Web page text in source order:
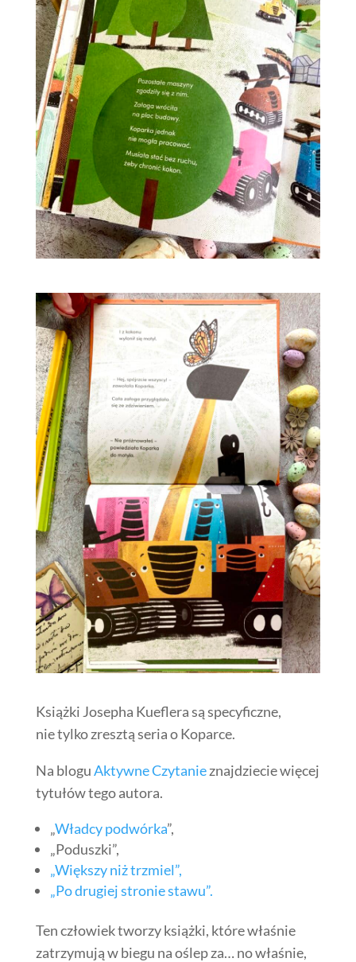
Książki Josepha Kueflera są specyficzne,
nie tylko zresztą seria o Koparce.
Na bloguAktywne Czytanieznajdziecie więcej
tytułów tego autora.
„Władcy podwórka”,
„Poduszki”,
„Większy niż trzmiel”,
„Po drugiej stronie stawu”.
Ten człowiek tworzy książki, które właśnie
zatrzymują w biegu na oślep za… no właśnie,